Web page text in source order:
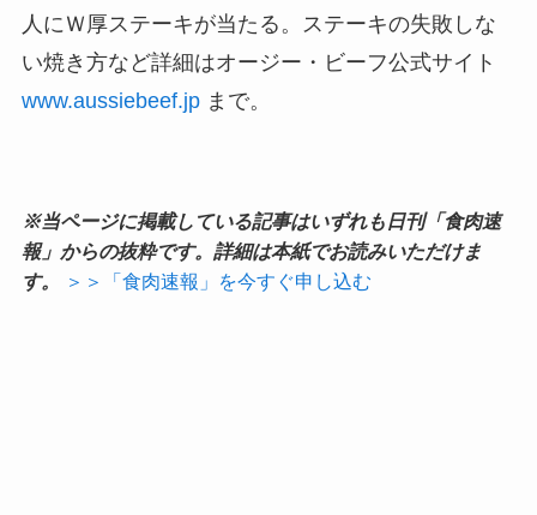
人にＷ厚ステーキが当たる。ステーキの失敗しな
い焼き方など詳細はオージー・ビーフ公式サイト
www.aussiebeef.jpまで。
※当ページに掲載している記事はいずれも日刊「食肉速
報」からの抜粋です。詳細は本紙でお読みいただけま
す。
＞＞「食肉速報」を今すぐ申し込む